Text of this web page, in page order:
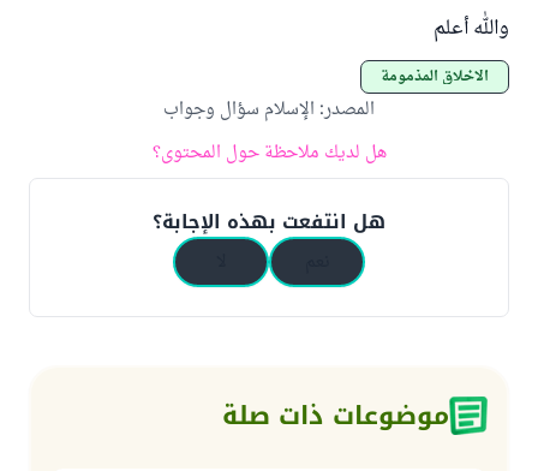
والله أعلم
الأخلاق المذمومة
المصدر: الإسلام سؤال وجواب
هل لديك ملاحظة حول المحتوى؟
هل انتفعت بهذه الإجابة؟
موضوعات ذات صلة